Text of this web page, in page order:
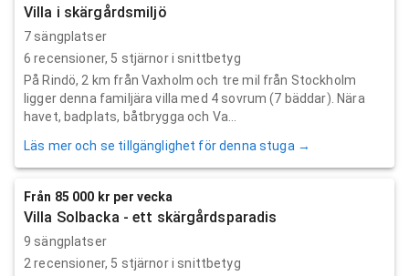
Villa i skärgårdsmiljö
7 sängplatser
6 recensioner, 5 stjärnor i snittbetyg
På Rindö, 2 km från Vaxholm och tre mil från Stockholm
ligger denna familjära villa med 4 sovrum (7 bäddar). Nära
havet, badplats, båtbrygga och Va...
Läs mer och se tillgänglighet för denna stuga →
Från 85 000 kr per vecka
Villa Solbacka - ett skärgårdsparadis
9 sängplatser
2 recensioner, 5 stjärnor i snittbetyg